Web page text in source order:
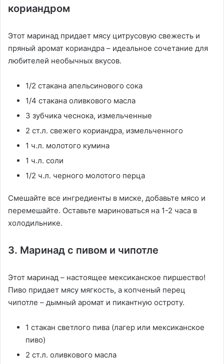
кориандром
Этот маринад придает мясу цитрусовую свежесть и
пряный аромат кориандра – идеальное сочетание для
любителей необычных вкусов.
1/2 стакана апельсинового сока
1/4 стакана оливкового масла
3 зубчика чеснока, измельченные
2 ст.л. свежего кориандра, измельченного
1 ч.л. молотого кумина
1 ч.л. соли
1/2 ч.л. черного молотого перца
Смешайте все ингредиенты в миске, добавьте мясо и
перемешайте. Оставьте мариноваться на 1-2 часа в
холодильнике.
3. Маринад с пивом и чипотле
Этот маринад – настоящее мексиканское пиршество!
Пиво придает мясу мягкость, а копченый перец
чипотле – дымный аромат и пикантную остроту.
1 стакан светлого пива (лагер или мексиканское
пиво)
2 ст.л. оливкового масла